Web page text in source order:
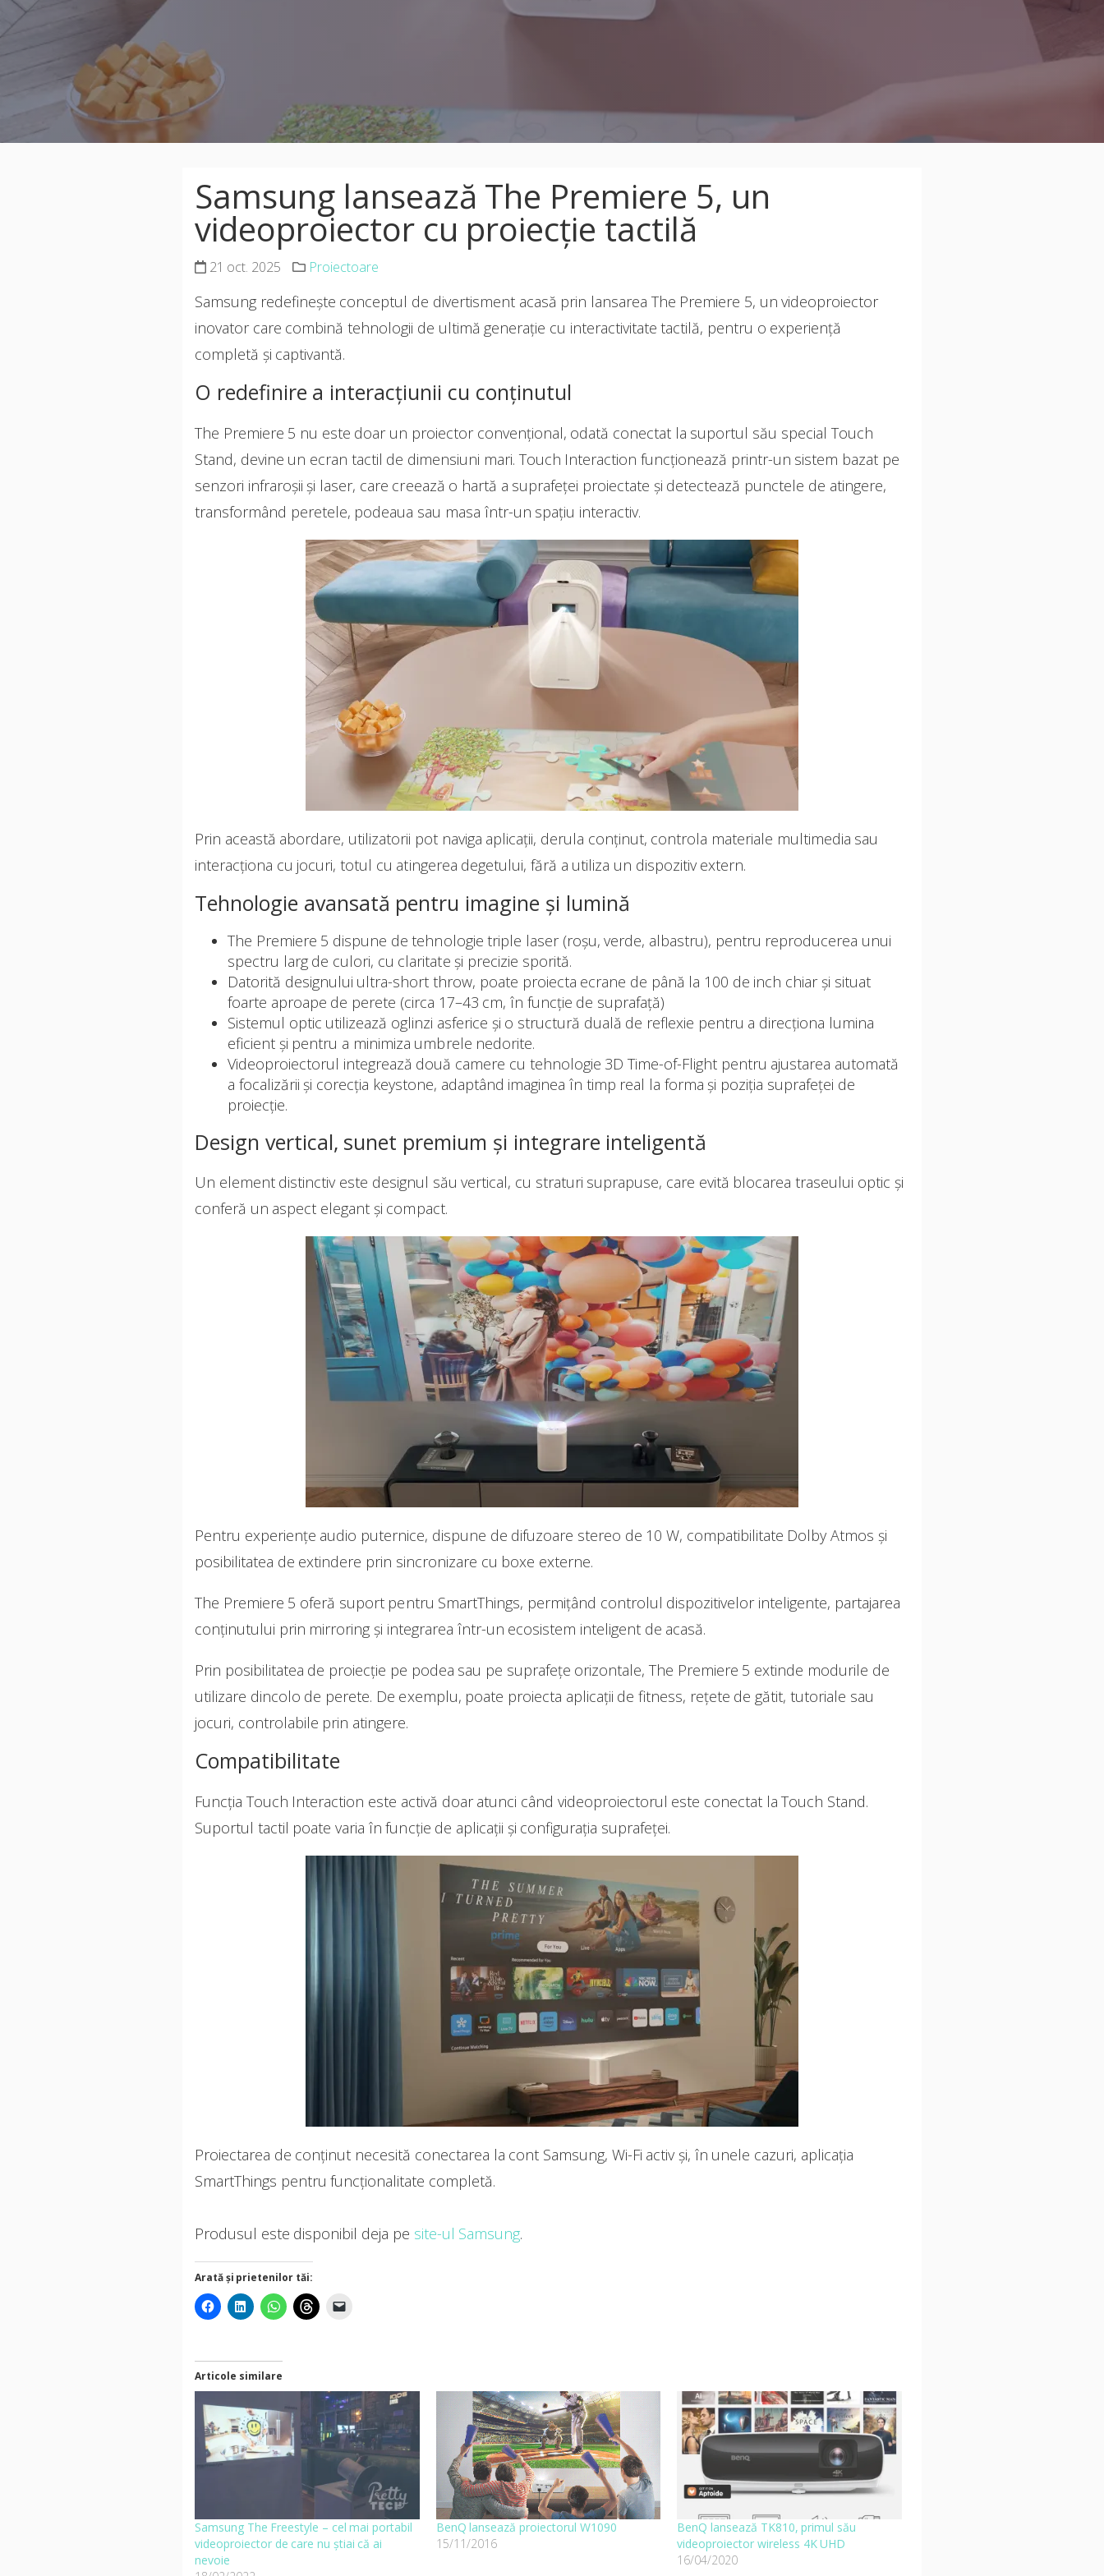
Samsung lansează The Premiere 5, un
videoproiector cu proiecție tactilă
21 oct. 2025 Proiectoare
Samsung redefinește conceptul de divertisment acasă prin lansarea The Premiere 5, un videoproiector
inovator care combină tehnologii de ultimă generație cu interactivitate tactilă, pentru o experiență
completă și captivantă.
O redefinire a interacțiunii cu conținutul
The Premiere 5 nu este doar un proiector convențional, odată conectat la suportul său special Touch
Stand, devine un ecran tactil de dimensiuni mari. Touch Interaction funcționează printr-un sistem bazat pe
senzori infraroșii și laser, care creează o hartă a suprafeței proiectate și detectează punctele de atingere,
transformând peretele, podeaua sau masa într-un spațiu interactiv.
Prin această abordare, utilizatorii pot naviga aplicații, derula conținut, controla materiale multimedia sau
interacționa cu jocuri, totul cu atingerea degetului, fără a utiliza un dispozitiv extern.
Tehnologie avansată pentru imagine și lumină
The Premiere 5 dispune de tehnologie triple laser (roșu, verde, albastru), pentru reproducerea unui
spectru larg de culori, cu claritate și precizie sporită.
Datorită designului ultra-short throw, poate proiecta ecrane de până la 100 de inch chiar și situat
foarte aproape de perete (circa 17–43 cm, în funcție de suprafață)
Sistemul optic utilizează oglinzi asferice și o structură duală de reflexie pentru a direcționa lumina
eficient și pentru a minimiza umbrele nedorite.
Videoproiectorul integrează două camere cu tehnologie 3D Time-of-Flight pentru ajustarea automată
a focalizării și corecția keystone, adaptând imaginea în timp real la forma și poziția suprafeței de
proiecție.
Design vertical, sunet premium și integrare inteligentă
Un element distinctiv este designul său vertical, cu straturi suprapuse, care evită blocarea traseului optic și
conferă un aspect elegant și compact.
Pentru experiențe audio puternice, dispune de difuzoare stereo de 10 W, compatibilitate Dolby Atmos și
posibilitatea de extindere prin sincronizare cu boxe externe.
The Premiere 5 oferă suport pentru SmartThings, permițând controlul dispozitivelor inteligente, partajarea
conținutului prin mirroring și integrarea într-un ecosistem inteligent de acasă.
Prin posibilitatea de proiecție pe podea sau pe suprafețe orizontale, The Premiere 5 extinde modurile de
utilizare dincolo de perete. De exemplu, poate proiecta aplicații de fitness, rețete de gătit, tutoriale sau
jocuri, controlabile prin atingere.
Compatibilitate
Funcția Touch Interaction este activă doar atunci când videoproiectorul este conectat la Touch Stand.
Suportul tactil poate varia în funcție de aplicații și configurația suprafeței.
Proiectarea de conținut necesită conectarea la cont Samsung, Wi-Fi activ și, în unele cazuri, aplicația
SmartThings pentru funcționalitate completă.
Produsul este disponibil deja pe site-ul Samsung.
Arată și prietenilor tăi:
Articole similare
Samsung The Freestyle – cel mai portabil
videoproiector de care nu știai că ai
nevoie
BenQ lansează proiectorul W1090
15/11/2016
BenQ lansează TK810, primul său
videoproiector wireless 4K UHD
16/04/2020